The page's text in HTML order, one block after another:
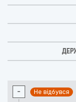
- Не відбувся